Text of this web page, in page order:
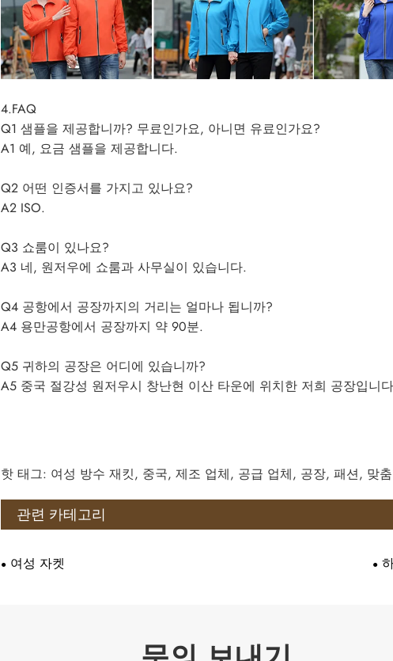
4.FAQ
Q1 샘플을 제공합니까? 무료인가요, 아니면 유료인가요?
A1 예, 요금 샘플을 제공합니다.
Q2 어떤 인증서를 가지고 있나요?
A2 ISO.
Q3 쇼룸이 있나요?
A3 네, 원저우에 쇼룸과 사무실이 있습니다.
Q4 공항에서 공장까지의 거리는 얼마나 됩니까?
A4 용만공항에서 공장까지 약 90분.
Q5 귀하의 공장은 어디에 있습니까?
A5 중국 절강성 원저우시 창난현 이산 타운에 위치한 저희 공장입니
핫 태그: 여성 방수 재킷, 중국, 제조 업체, 공급 업체, 공장, 패션, 맞
관련 카테고리
여성 자켓